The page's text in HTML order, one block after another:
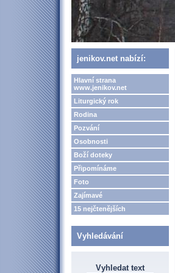
jenikov.net nabízí:
Hlavní strana
www.jenikov.net
Liturgický rok
Rodina
Pozvání
Osobnosti
Boží doteky
Připomínáme
Foto
Zajímavé
15 nejčtenějších
Vyhledávání
Vyhledat text